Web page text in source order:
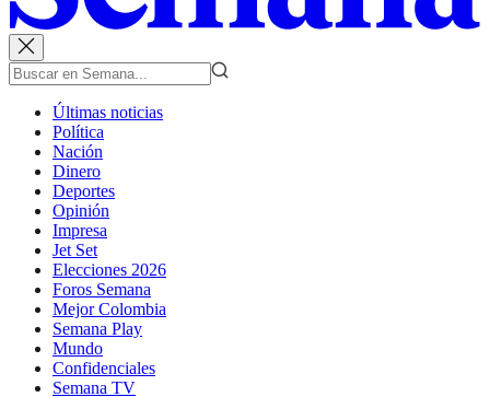
Últimas noticias
Política
Nación
Dinero
Deportes
Opinión
Impresa
Jet Set
Elecciones 2026
Foros Semana
Mejor Colombia
Semana Play
Mundo
Confidenciales
Semana TV